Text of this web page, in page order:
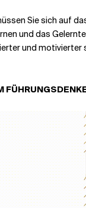
Sie sich auf
und das
und